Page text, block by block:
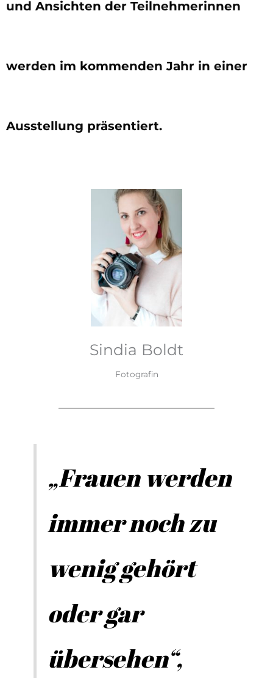
und Ansichten der Teilnehmerinnen
werden im kommenden Jahr in einer
Ausstellung präsentiert.
Sindia Boldt
Fotografin
„Frauen werden
immer noch zu
wenig gehört
oder gar
übersehen“,